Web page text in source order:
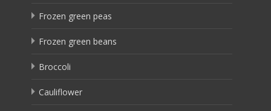
Frozen green peas
Frozen green beans
Broccoli
Cauliflower